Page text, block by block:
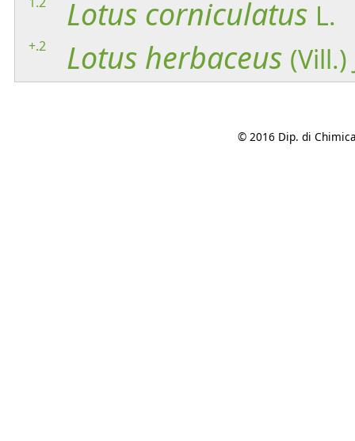
Lotus corniculatus L.
+.2 Lotus herbaceus (Vill.)
© 2016 Dip. di